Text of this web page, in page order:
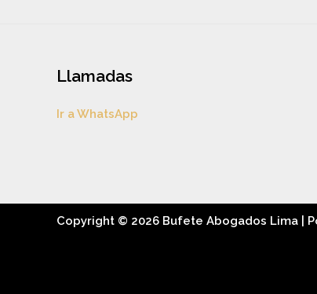
Llamadas
Ir a WhatsApp
Copyright © 2026 Bufete Abogados Lima |